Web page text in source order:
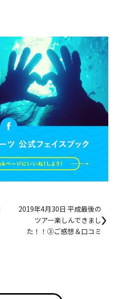
2019年4月30日 平成最後の
ツアー楽しんできまし
た！！③ご感想＆口コミ